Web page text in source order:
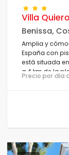
Villa
Benissa,
Amplia y
España con
está situada
a 4 km de la
Precio por día